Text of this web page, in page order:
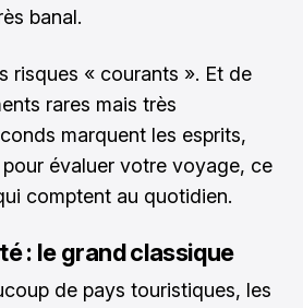
banal.
risques « courants ». Et de
rares mais très
marquent les esprits,
pour évaluer votre voyage, ce
comptent au quotidien.
: le grand classique
de pays touristiques, les